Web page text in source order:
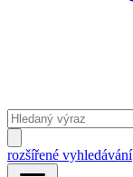
rozšířené vyhledávání